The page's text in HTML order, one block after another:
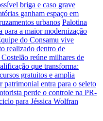
briga e caso grave
ganham espaço em
urbanos Palotina
para a maior modernização
do Consamu vive
realizado dentro de
Costelão reúne milhares de
que transforma:
gratuitos e amplia
patrimonial entra para o seleto
perde o controle na PR-
para Jéssica Wolfran